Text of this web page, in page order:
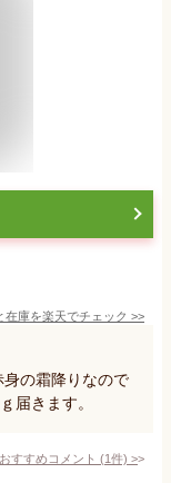
在庫を楽天でチェック >>
の霜降りなので
届きます。
すすめコメント (1件) >